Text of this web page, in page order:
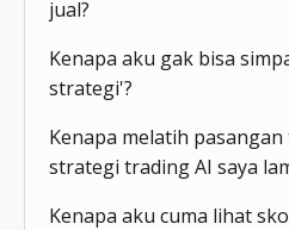
jual?
Kenapa aku gak bisa
strategi'?
Kenapa melatih
strategi trading AI saya
Kenapa aku cuma lihat